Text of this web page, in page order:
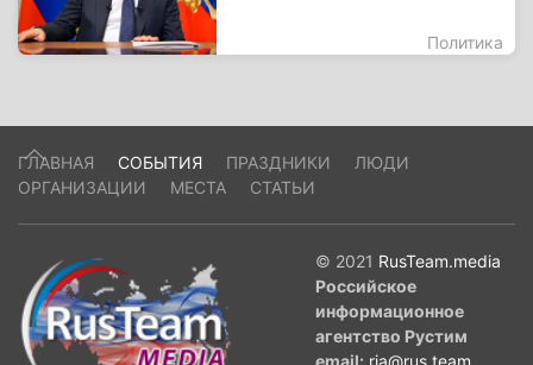
Политика
ГЛАВНАЯ СОБЫТИЯ ПРАЗДНИКИ
ЛЮДИ
ОРГАНИЗАЦИИ
МЕСТА СТАТЬИ
© 2021 RusTeam.media
Российское
информационное
агентство Рустим
email: ria@rus.team